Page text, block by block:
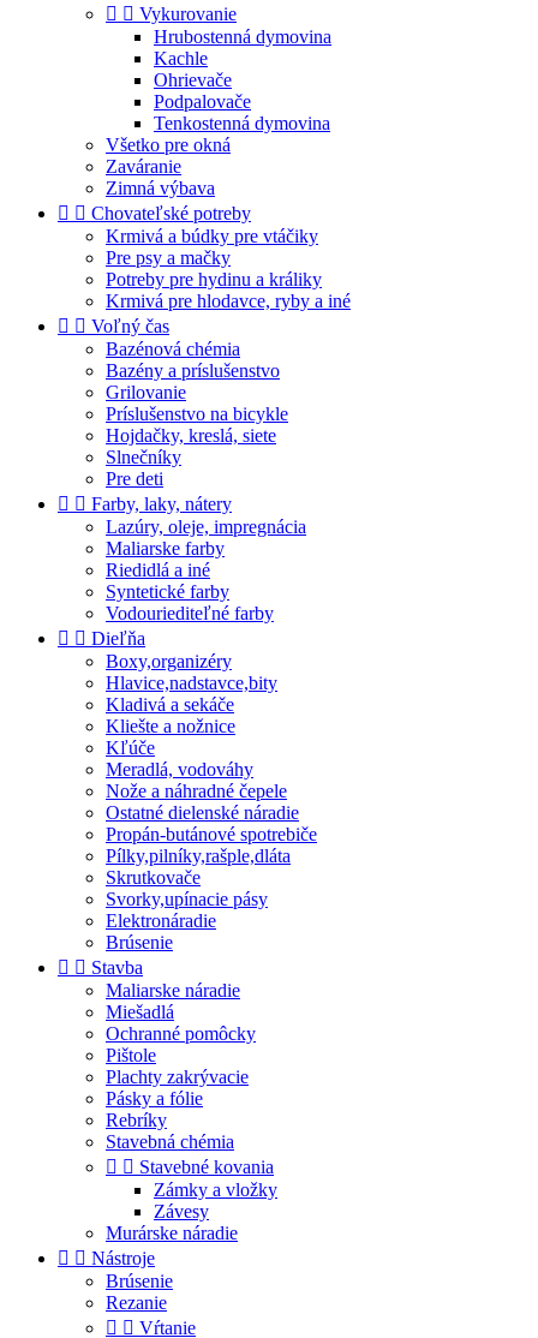
  Vykurovanie
Hrubostenná dymovina
Kachle
Ohrievače
Podpalovače
Tenkostenná dymovina
Všetko pre okná
Zaváranie
Zimná výbava
  Chovateľské potreby
Krmivá a búdky pre vtáčiky
Pre psy a mačky
Potreby pre hydinu a králiky
Krmivá pre hlodavce, ryby a iné
  Voľný čas
Bazénová chémia
Bazény a príslušenstvo
Grilovanie
Príslušenstvo na bicykle
Hojdačky, kreslá, siete
Slnečníky
Pre deti
  Farby, laky, nátery
Lazúry, oleje, impregnácia
Maliarske farby
Riedidlá a iné
Syntetické farby
Vodouriediteľné farby
  Dieľňa
Boxy,organizéry
Hlavice,nadstavce,bity
Kladivá a sekáče
Kliešte a nožnice
Kľúče
Meradlá, vodováhy
Nože a náhradné čepele
Ostatné dielenské náradie
Propán-butánové spotrebiče
Pílky,pilníky,rašple,dláta
Skrutkovače
Svorky,upínacie pásy
Elektronáradie
Brúsenie
  Stavba
Maliarske náradie
Miešadlá
Ochranné pomôcky
Pištole
Plachty zakrývacie
Pásky a fólie
Rebríky
Stavebná chémia
  Stavebné kovania
Zámky a vložky
Závesy
Murárske náradie
  Nástroje
Brúsenie
Rezanie
  Vŕtanie